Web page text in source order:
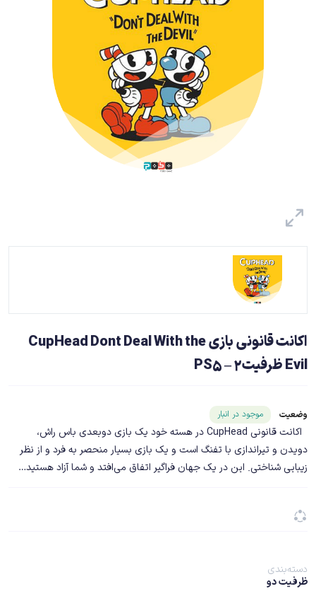
اکانت قانونی بازی CupHead Dont Deal With the
Evil ظرفیت2 – PS5
وضعیت موجود در انبارشناسه محصول ۲۱۰۲۱
اکانت قانونی CupHead در هسته خود یک بازی دوبعدی باس راش،
دویدن و تیراندازی با تفنگ است و یک بازی بسیار منحصر به فرد و از نظر
زیبایی شناختی. این در یک جهان فراگیر اتفاق می‌افتد و شما آزاد هستید…
دسته‌بندی
ظرفیت دو